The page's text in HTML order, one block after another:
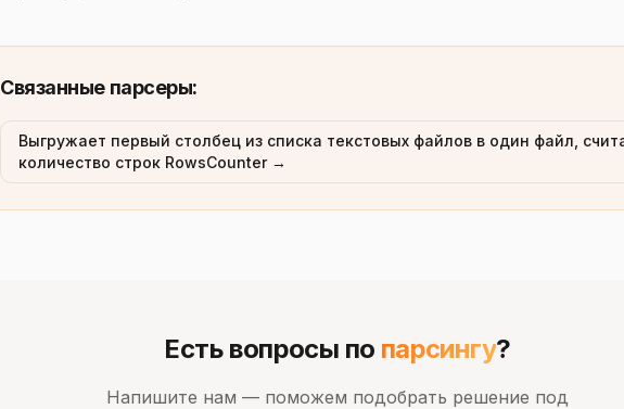
Связанные парсеры:
Выгружает первый столбец из списка текстовых файлов в один файл,
количество строк RowsCounter →
Есть вопросы по парсингу?
Напишите нам — поможем подобрать решение под